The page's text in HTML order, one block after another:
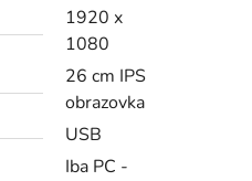
1920 x
1080
26 cm IPS
obrazovka
USB
Iba PC -